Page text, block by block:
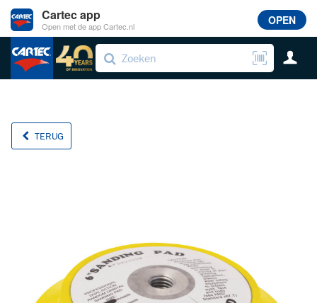
TERUG
Cartec app
Open met de app Cartec.nl OPEN